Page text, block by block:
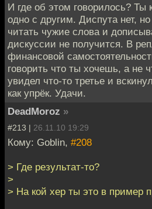
И где об этом говорилось? Ты
одно с другим. Диспута нет,
читать чужие слова и
дискуссии не получится. В
финансовой
говорить что ты хочешь, а не
увидел что-то третье и
как упрёк. Удачи.
DeadMoroz »
#213 | 26.11.10 19:29
Кому: Goblin, #208
> Где результат-то?
>
> На кой хер ты это в пример